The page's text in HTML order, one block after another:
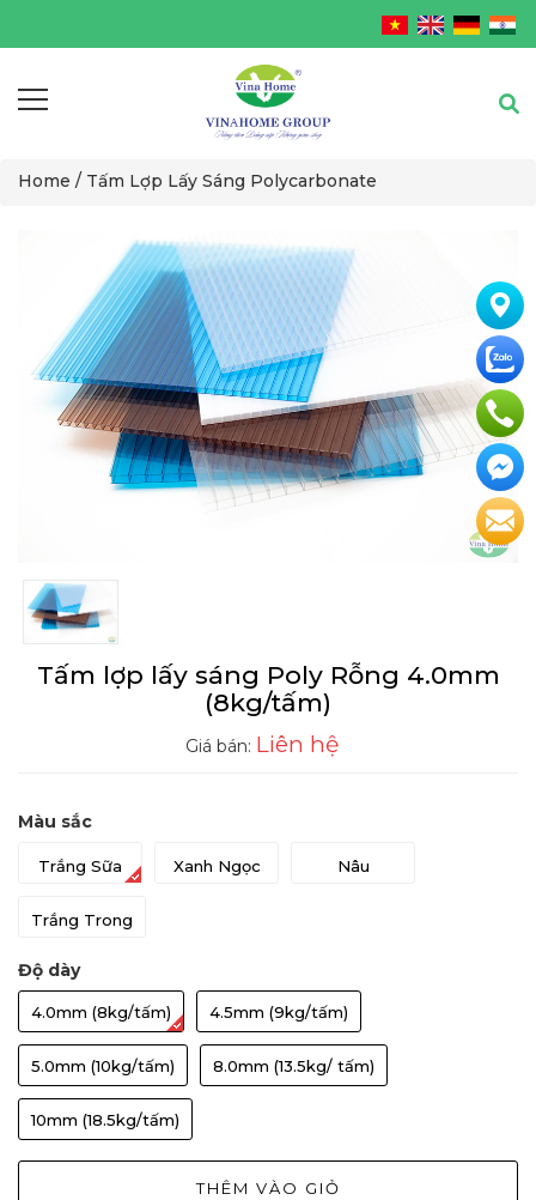
Home / Tấm Lợp Lấy Sáng Polycarbonate
Tấm lợp lấy sáng Poly Rỗng 4.0mm
(8kg/tấm)
Giá bán: Liên hệ
Màu sắc
Trắng Sữa Xanh Ngọc Nâu
Trắng Trong
Độ dày
4.0mm (8kg/tấm) 4.5mm (9kg/tấm)
5.0mm (10kg/tấm) 8.0mm (13.5kg/ tấm)
10mm (18.5kg/tấm)
THÊM VÀO GIỎ